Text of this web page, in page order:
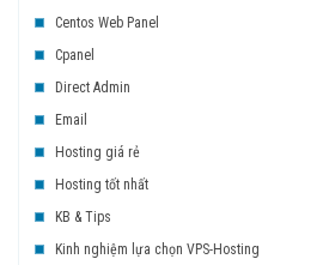
Centos Web Panel
Cpanel
Direct Admin
Email
Hosting giá rẻ
Hosting tốt nhất
KB & Tips
Kinh nghiệm lựa chọn VPS-Hosting